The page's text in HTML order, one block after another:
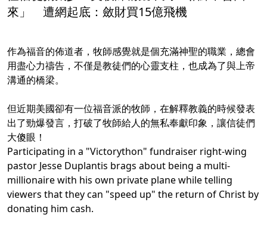
來」 遭網起底：斂財買15億飛機
作為福音的佈道者，牧師感覺就是個充滿神聖的職業，總會
用盡心力禱告，不僅是教徒們的心靈支柱，也成為了與上帝
溝通的橋梁。
但近期美國卻有一位福音派的牧師，在解釋教義的時候發表
出了勁爆發言，打破了牧師給人的無私奉獻印象，讓信徒們
大傻眼！
Participating in a "Victorython" fundraiser right-wing
pastor Jesse Duplantis brags about being a multi-
millionaire with his own private plane while telling
viewers that they can "speed up" the return of Christ by
donating him cash.